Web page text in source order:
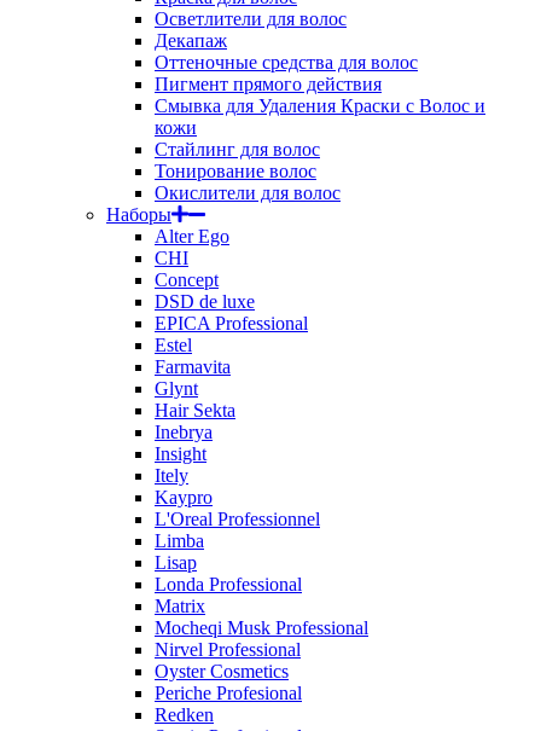
Осветлители для волос
Декапаж
Оттеночные средства для волос
Пигмент прямого действия
Смывка для Удаления Краски с Волос и
кожи
Стайлинг для волос
Тонирование волос
Окислители для волос
Наборы
Alter Ego
CHI
Concept
DSD de luxe
EPICA Professional
Estel
Farmavita
Glynt
Hair Sekta
Inebrya
Insight
Itely
Kaypro
L'Oreal Professionnel
Limba
Lisap
Londa Professional
Matrix
Mocheqi Musk Professional
Nirvel Professional
Oyster Cosmetics
Periche Profesional
Redken